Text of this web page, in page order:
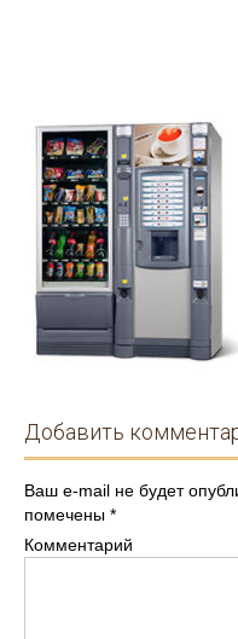
Добавить
Ваш e-mail не будет
помечены *
Комментарий